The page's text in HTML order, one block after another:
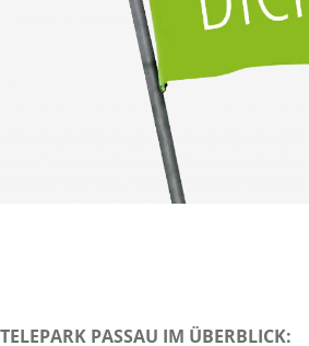
TELEPARK PASSAU IM ÜBERBLICK: